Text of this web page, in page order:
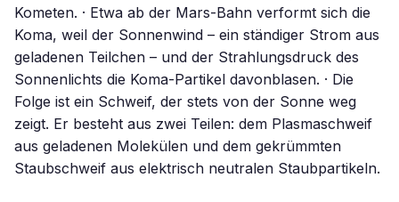
Kometen. · Etwa ab der Mars-Bahn verformt sich die
Koma, weil der Sonnenwind – ein ständiger Strom aus
geladenen Teilchen – und der Strahlungsdruck des
Sonnenlichts die Koma-Partikel davonblasen. · Die
Folge ist ein Schweif, der stets von der Sonne weg
zeigt. Er besteht aus zwei Teilen: dem Plasmaschweif
aus geladenen Molekülen und dem gekrümmten
Staubschweif aus elektrisch neutralen Staubpartikeln.